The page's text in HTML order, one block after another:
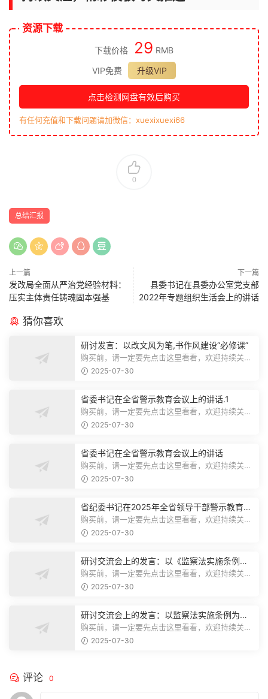
资源下载
下载价格 29 RMB
VIP免费
升级VIP
点击检测网盘有效后购买
有任何充值和下载问题请加微信：xuexixuexi66
0
总结汇报
上一篇
发改局全面从严治党经验材料：
压实主体责任铸魂固本强基
下一篇
县委书记在县委办公室党支部
2022年专题组织生活会上的讲话
猜你喜欢
研讨发言：以改文风为笔,书作风建设“必修课”
购买前，请一定要先点击这里看看，欢迎持续关
注，精彩模板每天推送预览结束，本文...
2025-07-30
省委书记在全省警示教育会议上的讲话.1
购买前，请一定要先点击这里看看，欢迎持续关
注，精彩模板每天推送预览结束，本文...
2025-07-30
省委书记在全省警示教育会议上的讲话
购买前，请一定要先点击这里看看，欢迎持续关
注，精彩模板每天推送预览结束，本文...
2025-07-30
省纪委书记在2025年全省领导干部警示教育会
上的讲话.1
购买前，请一定要先点击这里看看，欢迎持续关
注，精彩模板每天推送预览结束，本文...
2025-07-30
研讨交流会上的发言：以《监察法实施条例》
为纲,推动巡察工作高质量发展
购买前，请一定要先点击这里看看，欢迎持续关
注，精彩模板每天推送预览结束，本文...
2025-07-30
研讨交流会上的发言：以监察法实施条例为纲
推动巡察工作高质量发展
购买前，请一定要先点击这里看看，欢迎持续关
注，精彩模板每天推送预览结束，本文...
2025-07-30
评论 0